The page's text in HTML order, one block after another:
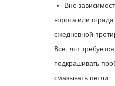
Вне
ворота или
ежедневной
Все, что
подкрашивать
смазывать петли.